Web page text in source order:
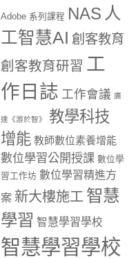
Adobe 系列課程 NAS 人
工智慧AI 創客教育
創客教育研習 工
作日誌 工作會議 廣
達《游於智》
教學科技
增能 教師數位素養增能
數位學習公開授課 數位學
習工作坊 數位學習精進方
案 新大樓施工 智慧
學習 智慧學習學校
智慧學習學校